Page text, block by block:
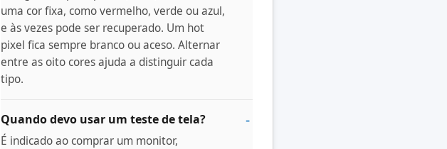
uma cor fixa, como vermelho, verde ou azul,
e às vezes pode ser recuperado. Um hot
pixel fica sempre branco ou aceso. Alternar
entre as oito cores ajuda a distinguir cada
tipo.
Quando devo usar um teste de tela?
É indicado ao comprar um monitor,